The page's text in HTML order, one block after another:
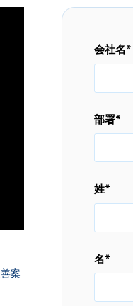
案
会社名*
部署*
姓*
名*